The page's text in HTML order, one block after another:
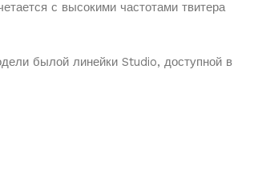
с высокими частотами твитера
былой линейки Studio, доступной в